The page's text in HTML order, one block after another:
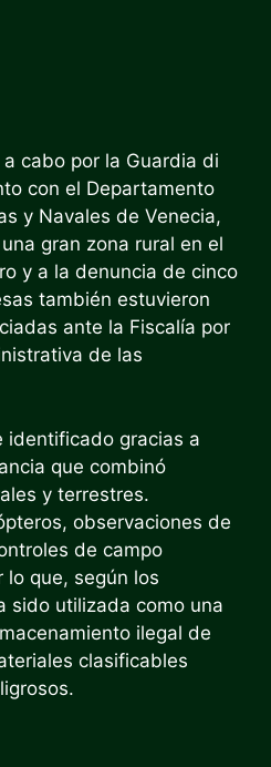
cabo por la Guardia di
con el Departamento
y Navales de Venecia,
gran zona rural en el
y a la denuncia de cinco
también estuvieron
ante la Fiscalía por
de las
identificado gracias a
que combinó
y terrestres.
observaciones de
de campo
que, según los
sido utilizada como una
ilegal de
clasificables